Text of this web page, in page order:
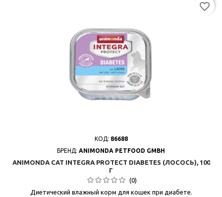
КОД: 86688
БРЕНД: ANIMONDA PETFOOD GMBH
ANIMONDA CAT INTEGRA PROTECT DIABETES (ЛОСОСЬ), 100
Г
(0)
Диетический влажный корм для кошек при диабете.
favorite_border